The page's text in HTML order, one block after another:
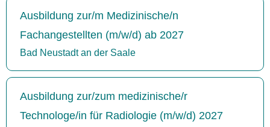
Ausbildung zur/m Medizinische/n
Fachangestellten (m/w/d) ab 2027
Bad Neustadt an der Saale
Ausbildung zur/zum medizinische/r
Technologe/in für Radiologie (m/w/d) 2027